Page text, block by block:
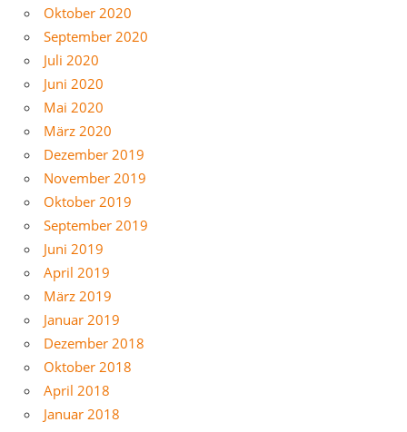
Oktober 2020
September 2020
Juli 2020
Juni 2020
Mai 2020
März 2020
Dezember 2019
November 2019
Oktober 2019
September 2019
Juni 2019
April 2019
März 2019
Januar 2019
Dezember 2018
Oktober 2018
April 2018
Januar 2018